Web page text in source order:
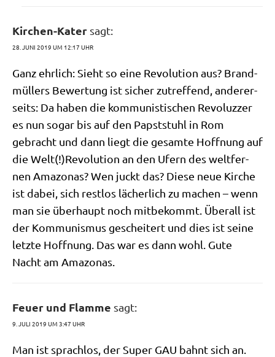
Kirchen-Kater sagt:
28. JUNI 2019 UM 12:17 UHR
Ganz ehr­lich: Sieht so eine Revo­lu­ti­on aus? Brand­
mül­lers Bewer­tung ist sicher zutref­fend, ande­rer­
seits: Da haben die kom­mu­ni­sti­schen Revo­luz­zer
es nun sogar bis auf den Papst­stuhl in Rom
gebracht und dann liegt die gesam­te Hoff­nung auf
die Welt(!)Revolution an den Ufern des welt­fer­
nen Ama­zo­nas? Wen juckt das? Die­se neue Kir­che
ist dabei, sich rest­los lächer­lich zu machen – wenn
man sie über­haupt noch mit­be­kommt. Über­all ist
der Kom­mu­nis­mus geschei­tert und dies ist sei­ne
letz­te Hoff­nung. Das war es dann wohl. Gute
Nacht am Amazonas.
Feuer und Flamme sagt:
9. JULI 2019 UM 3:47 UHR
Man ist sprach­los, der Super GAU bahnt sich an.